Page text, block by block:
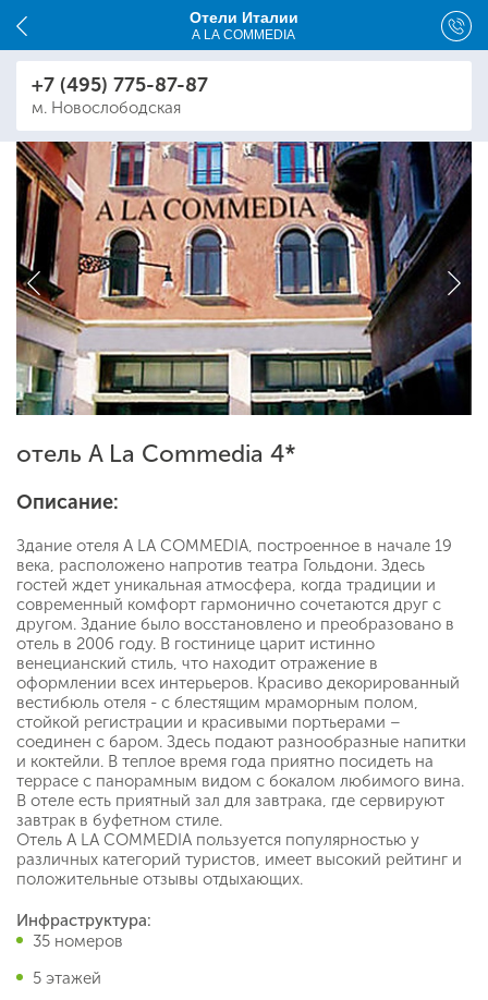
Отели Италии
A LA COMMEDIA
+7 (495) 775-87-87
м. Новослободская
отель A La Commedia 4*
Описание:
Здание отеля A LA COMMEDIA, построенное в начале 19
века, расположено напротив театра Гольдони. Здесь
гостей ждет уникальная атмосфера, когда традиции и
современный комфорт гармонично сочетаются друг с
другом. Здание было восстановлено и преобразовано в
отель в 2006 году. В гостинице царит истинно
венецианский стиль, что находит отражение в
оформлении всех интерьеров. Красиво декорированный
вестибюль отеля - с блестящим мраморным полом,
стойкой регистрации и красивыми портьерами –
соединен с баром. Здесь подают разнообразные напитки
и коктейли. В теплое время года приятно посидеть на
террасе с панорамным видом с бокалом любимого вина.
В отеле есть приятный зал для завтрака, где сервируют
завтрак в буфетном стиле.
Отель A LA COMMEDIA пользуется популярностью у
различных категорий туристов, имеет высокий рейтинг и
положительные отзывы отдыхающих.
Инфраструктура:
35 номеров
5 этажей